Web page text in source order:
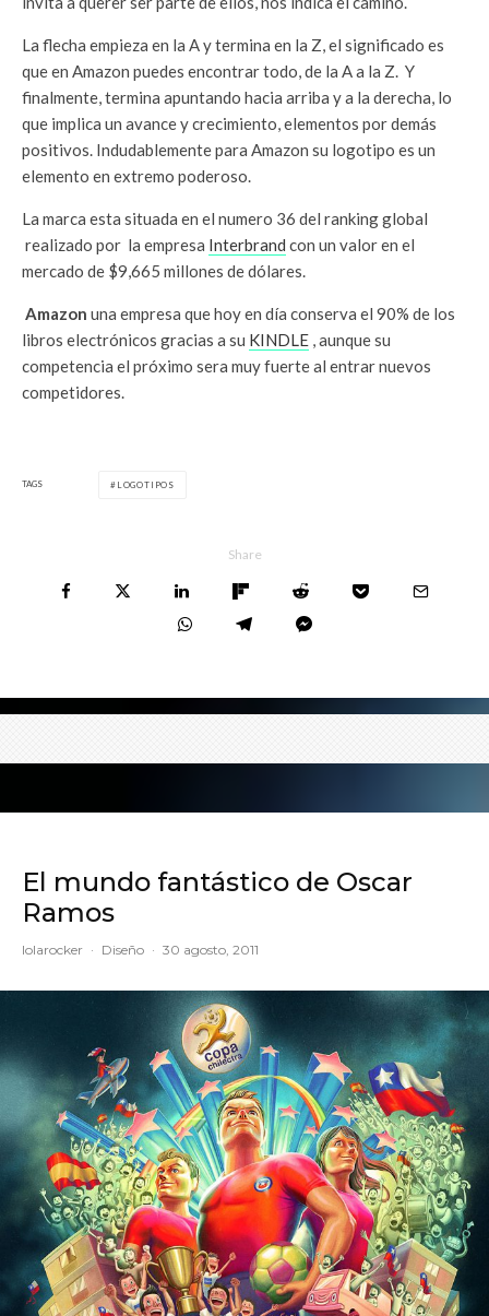
La flecha empieza en la A y termina en la Z, el significado es
que en Amazon puedes encontrar todo, de la A a la Z. Y
finalmente, termina apuntando hacia arriba y a la derecha, lo
que implica un avance y crecimiento, elementos por demás
positivos. Indudablemente para Amazon su logotipo es un
elemento en extremo poderoso.
La marca esta situada en el numero 36 del ranking global
realizado por la empresa Interbrand con un valor en el
mercado de $9,665 millones de dólares.
Amazon una empresa que hoy en día conserva el 90% de los
libros electrónicos gracias a su KINDLE , aunque su
competencia el próximo sera muy fuerte al entrar nuevos
competidores.
TAGS LOGOTIPOS
Share
El mundo fantástico de Oscar
Ramos
lolarocker · Diseño · 30 agosto, 2011